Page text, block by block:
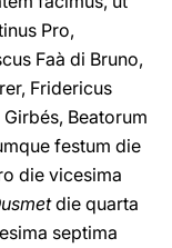
Pro,
Faà di Bruno,
Fridericus
Beatorum
festum die
die vicesima
die quarta
septima